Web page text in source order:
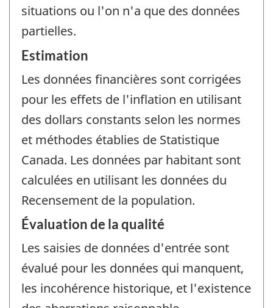
situations ou l'on n'a que des données
partielles.
Estimation
Les données financières sont corrigées
pour les effets de l'inflation en utilisant
des dollars constants selon les normes
et méthodes établies de Statistique
Canada. Les données par habitant sont
calculées en utilisant les données du
Recensement de la population.
Évaluation de la qualité
Les saisies de données d'entrée sont
évalué pour les données qui manquent,
les incohérence historique, et l'existence